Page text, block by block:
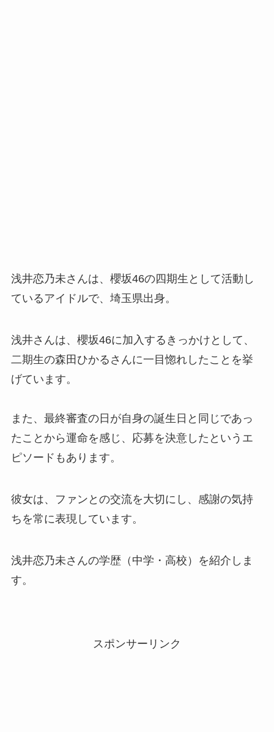
浅井恋乃未さんは、櫻坂46の四期生として活動し
ているアイドルで、埼玉県出身。
浅井さんは、櫻坂46に加入するきっかけとして、
二期生の森田ひかるさんに一目惚れしたことを挙
げています。
また、最終審査の日が自身の誕生日と同じであっ
たことから運命を感じ、応募を決意したというエ
ピソードもあります。
彼女は、ファンとの交流を大切にし、感謝の気持
ちを常に表現しています。
浅井恋乃未さんの学歴（中学・高校）を紹介しま
す。
スポンサーリンク